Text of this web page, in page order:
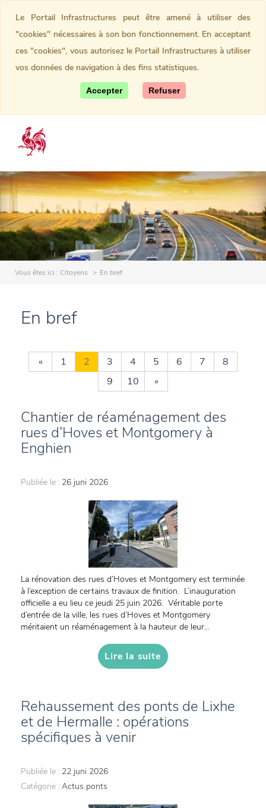
Vous êtes ici : Citoyens En bref
En bref
« 1 2 3 4 5 6 7
8
9
10 »
Chantier de réaménagement des
rues d’Hoves et Montgomery à
Enghien
Publiée le : 26 juni 2026
La rénovation des rues d’Hoves et Montgomery est terminée
à l’exception de certains travaux de finition. L’inauguration
officielle a eu lieu ce jeudi 25 juin 2026. Véritable porte
d’entrée de la ville, les rues d’Hoves et Montgomery
méritaient un réaménagement à la hauteur de leur...
Lire la suite
Rehaussement des ponts de Lixhe
et de Hermalle : opérations
spécifiques à venir
Publiée le : 22 juni 2026
Catégorie : Actus ponts
Le Portail Infrastructures peut être amené à utiliser des
"cookies" nécessaires à son bon fonctionnement. En acceptant
ces "cookies", vous autorisez le Portail Infrastructures à utiliser
vos données de navigation à des fins statistiques.
Accepter Refuser